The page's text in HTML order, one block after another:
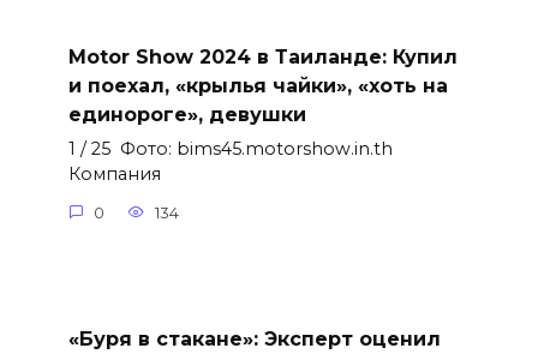
Motor Show 2024 в Таиланде: Купил
и поехал, «крылья чайки», «хоть на
единороге», девушки
1 / 25 Фото: bims45.motorshow.in.th
Компания
0 134
«Буря в стакане»: Эксперт оценил